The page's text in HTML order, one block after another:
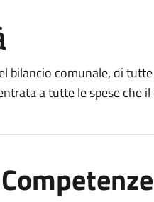
bilancio comunale, di
a tutte le spese che
Competenze